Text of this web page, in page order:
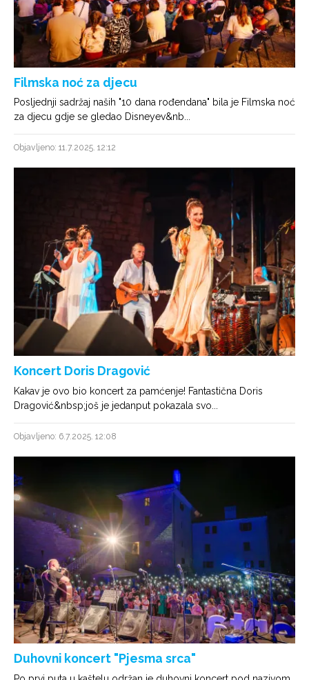
Filmska noć za djecu
Posljednji sadržaj naših "10 dana rođendana" bila je Filmska noć
za djecu gdje se gledao Disneyev&nb...
Objavljeno: 11.7.2025. 12:12
Koncert Doris Dragović
Kakav je ovo bio koncert za pamćenje! Fantastična Doris
Dragović&nbsp;još je jedanput pokazala svo...
Objavljeno: 6.7.2025. 12:08
Duhovni koncert "Pjesma srca"